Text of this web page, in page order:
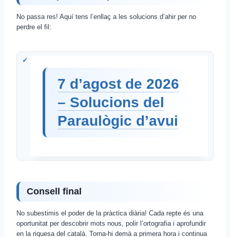
No passa res! Aquí tens l’enllaç a les solucions d’ahir per no
perdre el fil:
7 d’agost de 2026
– Solucions del
Paraulògic d’avui
Consell final
No subestimis el poder de la pràctica diària! Cada repte és una
oportunitat per descobrir mots nous, polir l’ortografia i aprofundir
en la riquesa del català. Torna-hi demà a primera hora i continua